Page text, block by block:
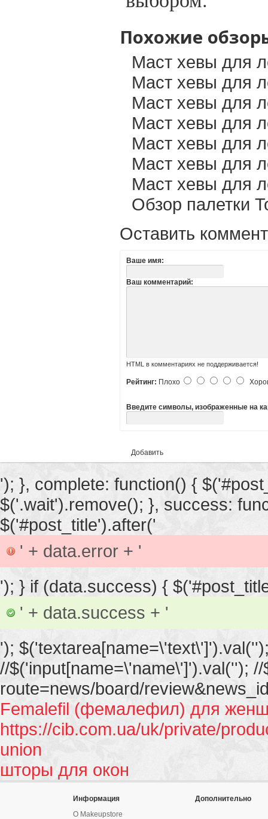
Похожие
Маст хевы для
Маст хевы для
Маст хевы для
Маст хевы для
Маст хевы для
Маст хевы для
Маст хевы для
Обзор палетки
Оставить
Ваше имя:
Ваш комментарий:
HTML в комментариях не поддерживается!
Рейтинг: Плохо
Введите символы, изображенные на
Добавить
'); }, complete: function() {
$('.wait').remove(); }, success:
$('#post_title').after('
' + data.error + '
'); } if (data.success) {
' + data.success + '
');
//$('input[name=\'name\']').val('');
route=news/board/
Femalefil (фемалефил) для
https://cib.com.ua/uk/private/
union
шторы для окон
Информация
О Makeupstore
Дополнительно